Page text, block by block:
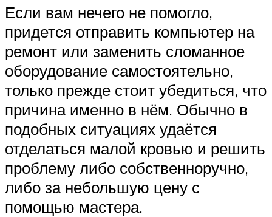
Если вам нечего не помогло,
придется отправить компьютер на
ремонт или заменить сломанное
оборудование самостоятельно,
только прежде стоит убедиться, что
причина именно в нём. Обычно в
подобных ситуациях удаётся
отделаться малой кровью и решить
проблему либо собственноручно,
либо за небольшую цену с
помощью мастера.